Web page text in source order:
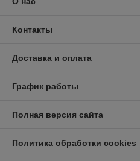
Контакты
Доставка и оплата
График работы
Полная версия сайта
Политика обработки cookies